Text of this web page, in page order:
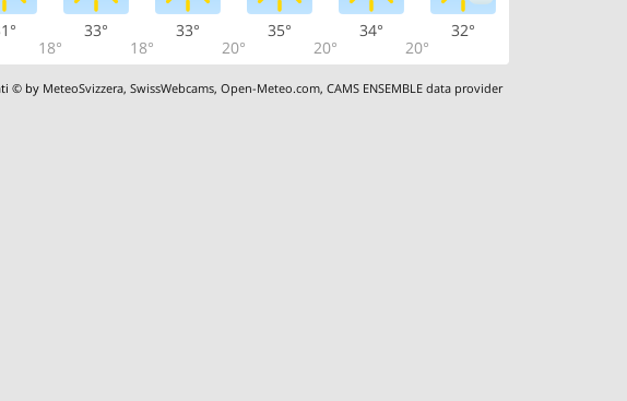
18°
33°
18°
33°
20°
35°
20°
34°
20°
32°
© by MeteoSvizzera,SwissWebcams,Open-Meteo.com,CAMS ENSEMBLE data provider